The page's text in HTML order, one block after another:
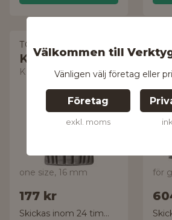
Välkommen till
Vänligen välj företag eller
Företag
exkl. moms
TOP SWEDE
Knäskydd
KP-16
one size, 16 mm
177 kr
Skickas inom 24 timmar!
9118
för